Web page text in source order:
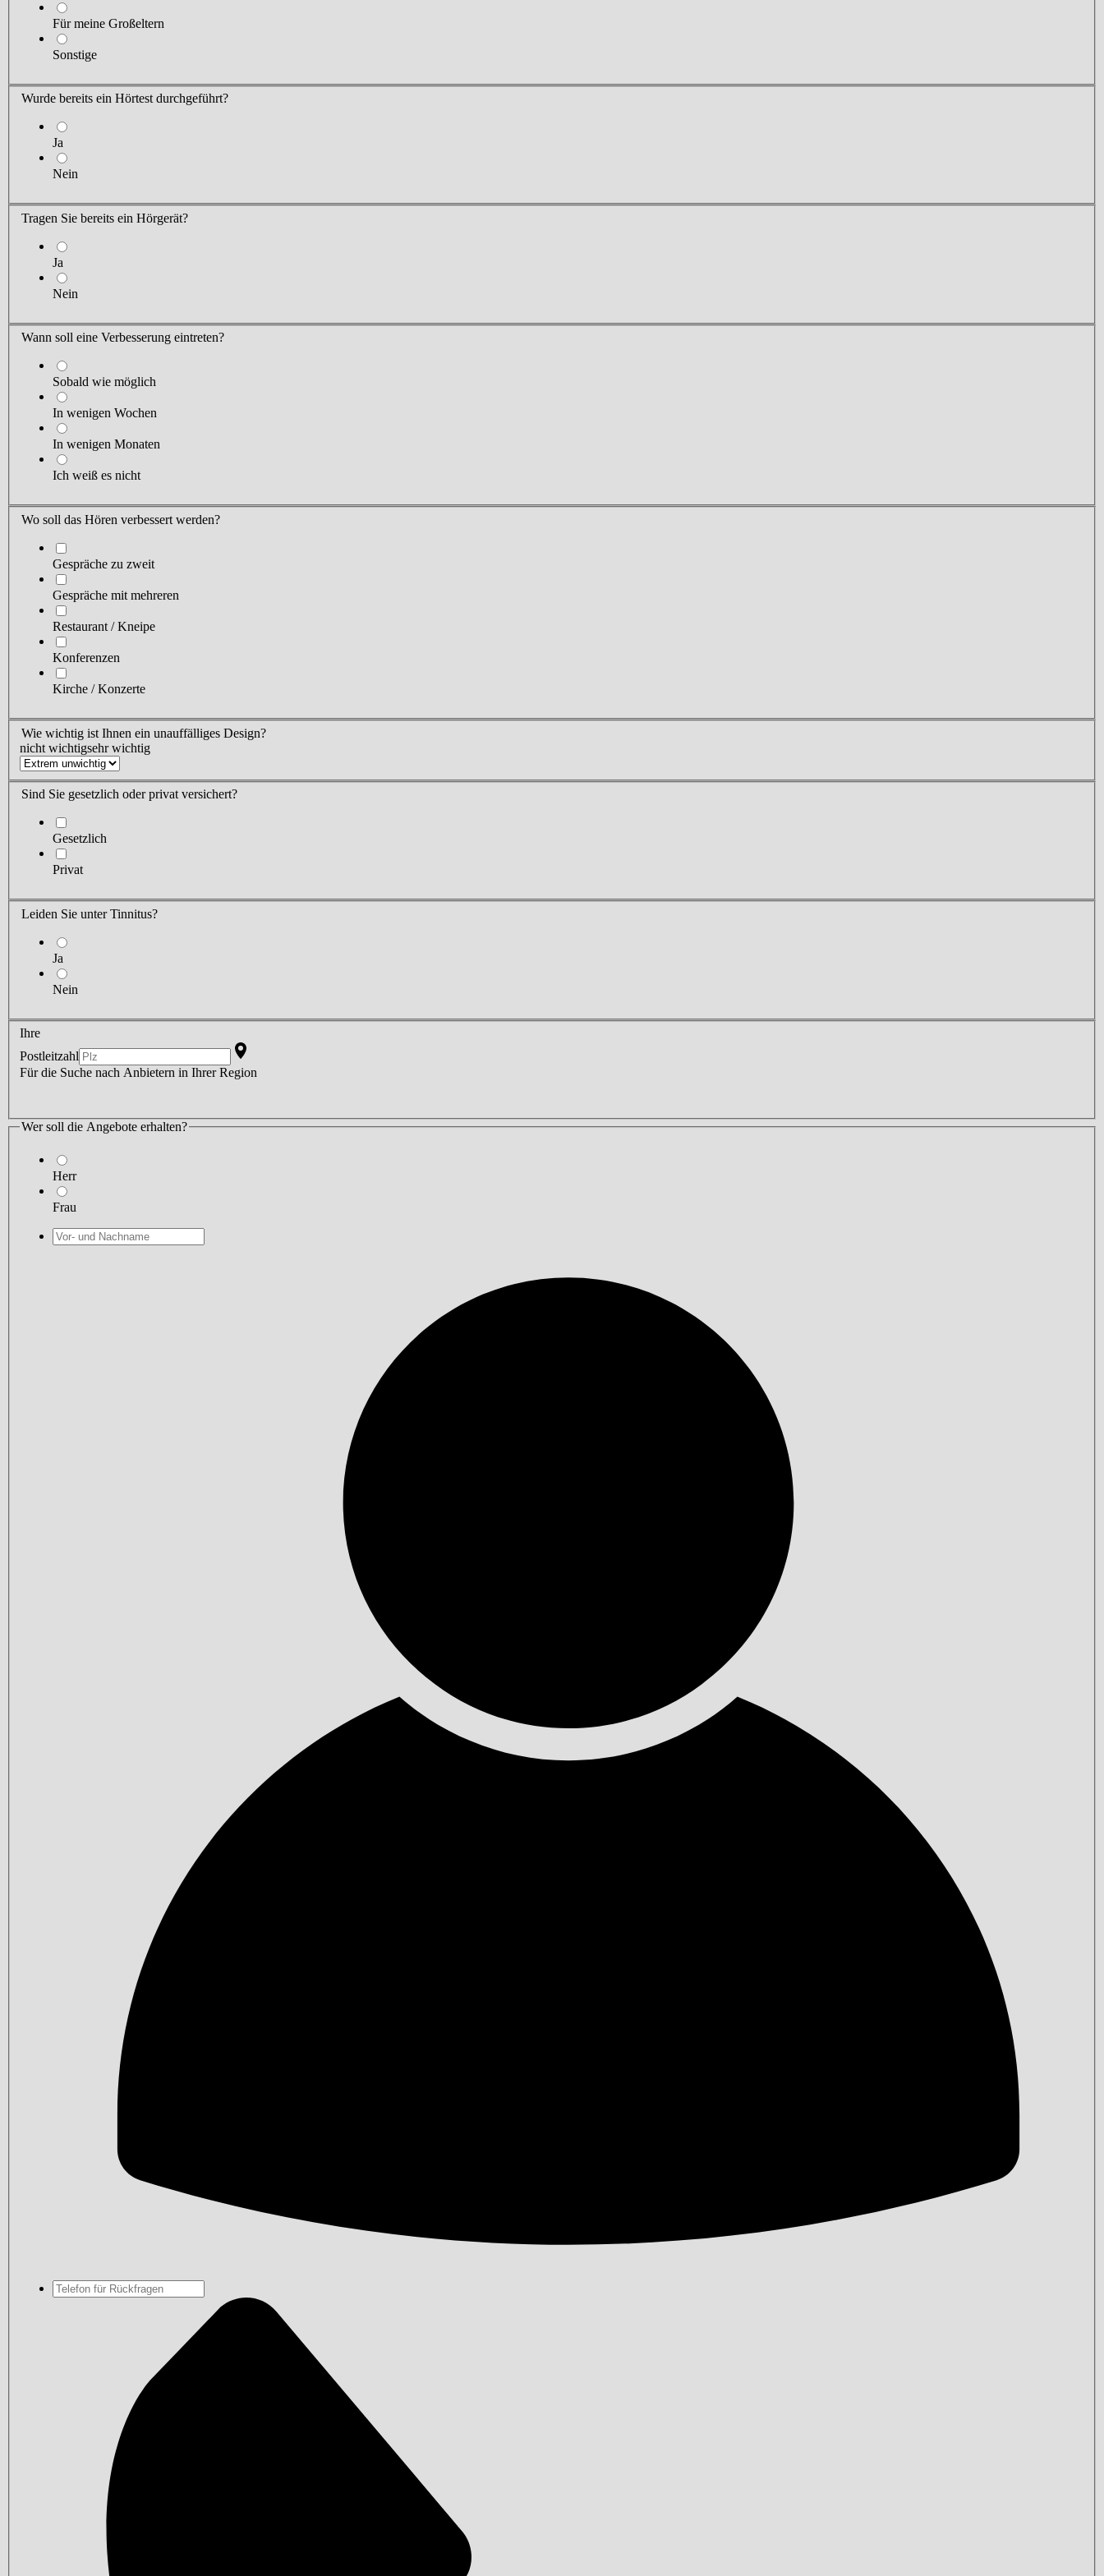
Für meine Großeltern
Sonstige
Wurde bereits ein Hörtest durchgeführt?
Ja
Nein
Tragen Sie bereits ein Hörgerät?
Ja
Nein
Wann soll eine Verbesserung eintreten?
Sobald wie möglich
In wenigen Wochen
In wenigen Monaten
Ich weiß es nicht
Wo soll das Hören verbessert werden?
Gespräche zu zweit
Gespräche mit mehreren
Restaurant / Kneipe
Konferenzen
Kirche / Konzerte
Wie wichtig ist Ihnen ein unauffälliges Design?
nicht wichtigsehr wichtig
Sind Sie gesetzlich oder privat versichert?
Gesetzlich
Privat
Leiden Sie unter Tinnitus?
Ja
Nein
Ihre
Postleitzahl
Für die Suche nach Anbietern in Ihrer Region
Wer soll die Angebote erhalten?
Herr
Frau